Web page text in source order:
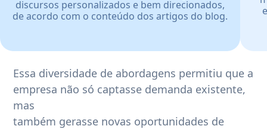
discursos personalizados e bem direcionados,
de acordo com o conteúdo dos artigos do blog.
Essa diversidade de abordagens permitiu que a
empresa não só captasse demanda existente,
mas
também gerasse novas oportunidades de